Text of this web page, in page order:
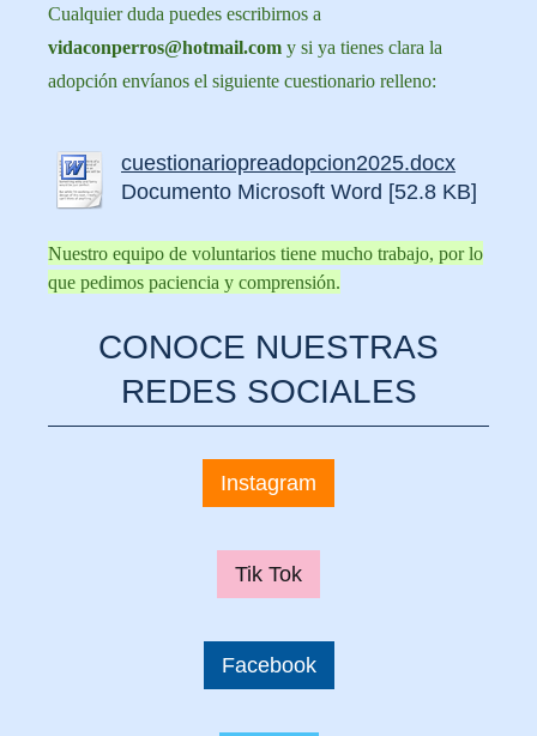
Cualquier duda puedes escribirnos a
vidaconperros@hotmail.com y si ya tienes clara la
adopción envíanos el siguiente cuestionario relleno:
cuestionariopreadopcion2025.docx
Documento Microsoft Word [52.8 KB]
Nuestro equipo de voluntarios tiene mucho trabajo, por lo
que pedimos paciencia y comprensión.
CONOCE NUESTRAS
REDES SOCIALES
Instagram
Tik Tok
Facebook